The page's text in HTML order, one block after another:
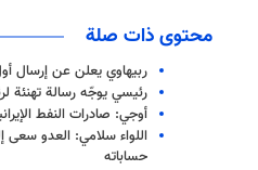
محتوى ذات صلة
ربيهاوي یعلن عن إرسال
رئيسي يوجّه رسالة تهنئة
أوجي: صادرات النفط الإيرانية
اللواء سلامي: العدو
حساباته